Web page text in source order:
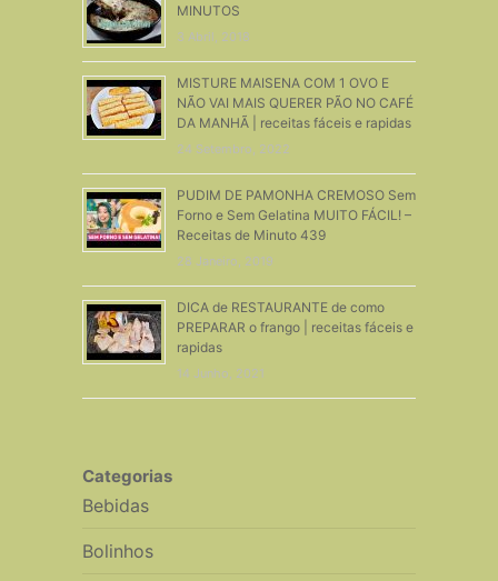
MINUTOS
3 Abril, 2018
MISTURE MAISENA COM 1 OVO E
NÃO VAI MAIS QUERER PÃO NO CAFÉ
DA MANHÃ | receitas fáceis e rapidas
24 Setembro, 2022
PUDIM DE PAMONHA CREMOSO Sem
Forno e Sem Gelatina MUITO FÁCIL! –
Receitas de Minuto 439
28 Janeiro, 2019
DICA de RESTAURANTE de como
PREPARAR o frango | receitas fáceis e
rapidas
14 Junho, 2021
Categorias
Bebidas
Bolinhos